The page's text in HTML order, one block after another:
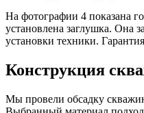
На фотографии 4 показана
установлена заглушка. Она
установки техники.
Конструкция
Мы провели обсадку